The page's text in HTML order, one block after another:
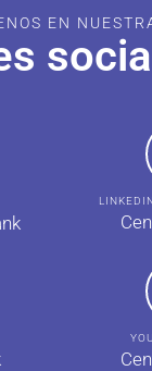
EN